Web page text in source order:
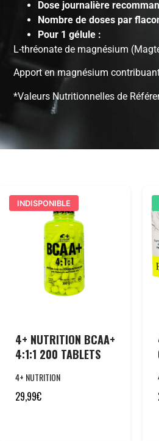
Dose journalière
Nombre de doses par
Pour 1 gélule :
L-thréonate de magnésium
Apport en magnésium
*Valeurs Nutritionnelles de
INDISPONIBLE
4+ NUTRITION BCAA+
4:1:1 200 TABLETS
4+ NUTRITION
29,99€